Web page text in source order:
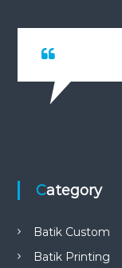
Category
Batik Custom
Batik Printing